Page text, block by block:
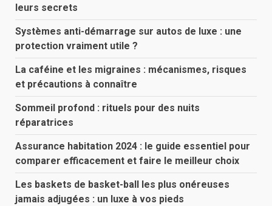
leurs secrets
Systèmes anti-démarrage sur autos de luxe : une
protection vraiment utile ?
La caféine et les migraines : mécanismes, risques
et précautions à connaître
Sommeil profond : rituels pour des nuits
réparatrices
Assurance habitation 2024 : le guide essentiel pour
comparer efficacement et faire le meilleur choix
Les baskets de basket-ball les plus onéreuses
jamais adjugées : un luxe à vos pieds